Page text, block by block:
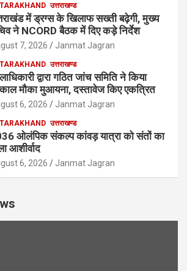
उत्तराखण्ड
में ड्रग्स के खिलाफ सख्ती बढ़ेगी, मुख्य
ने NCORD बैठक में दिए कड़े निर्देश
7, 2026 Janmat Jagran
उत्तराखण्ड
द्वारा गठित जांच समिति ने किया
मौका मुआयना, दस्तावेज किए एकत्रित
6, 2026 Janmat Jagran
उत्तराखण्ड
ओलंपिक संकल्प कांवड़ यात्रा को संतों का
आशीर्वाद
6, 2026 Janmat Jagran